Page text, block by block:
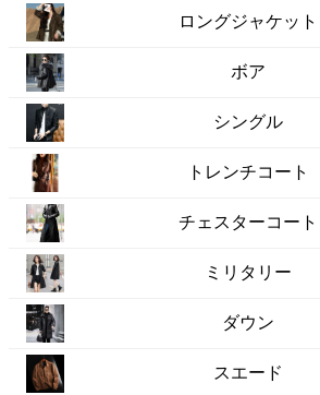
ロングジャケット
ボア
シングル
トレンチコート
チェスターコート
ミリタリー
ダウン
スエード